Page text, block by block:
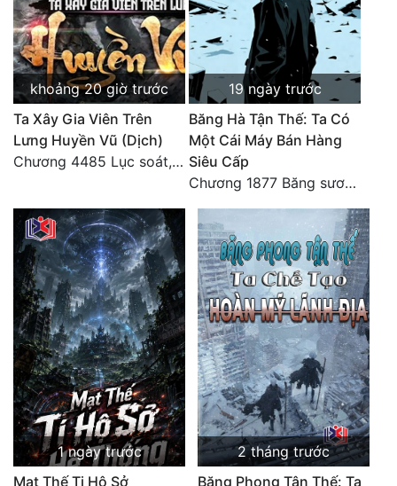
khoảng 20 giờ trước
Ta Xây Gia Viên Trên
Lưng Huyền Vũ (Dịch)
Chương 4485 Lục soát, nhất định muốn tìm tới bọn họ.
19 ngày trước
Băng Hà Tận Thế: Ta Có
Một Cái Máy Bán Hàng
Siêu Cấp
Chương 1877 Băng sương kết giới
1 ngày trước
Mạt Thế Ti Hộ Sở
2 tháng trước
Băng Phong Tận Thế: Ta